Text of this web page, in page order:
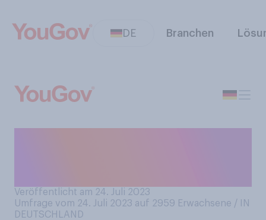
DE Branchen
Veröffentlicht am 24. Juli 2023
Umfrage vom 24. Juli 2023 auf 2959 Erwachsene / IN
DEUTSCHLAND